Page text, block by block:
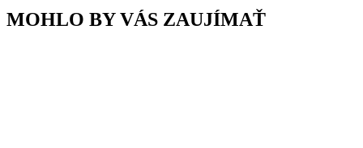
MOHLO BY VÁS ZAUJÍMAŤ